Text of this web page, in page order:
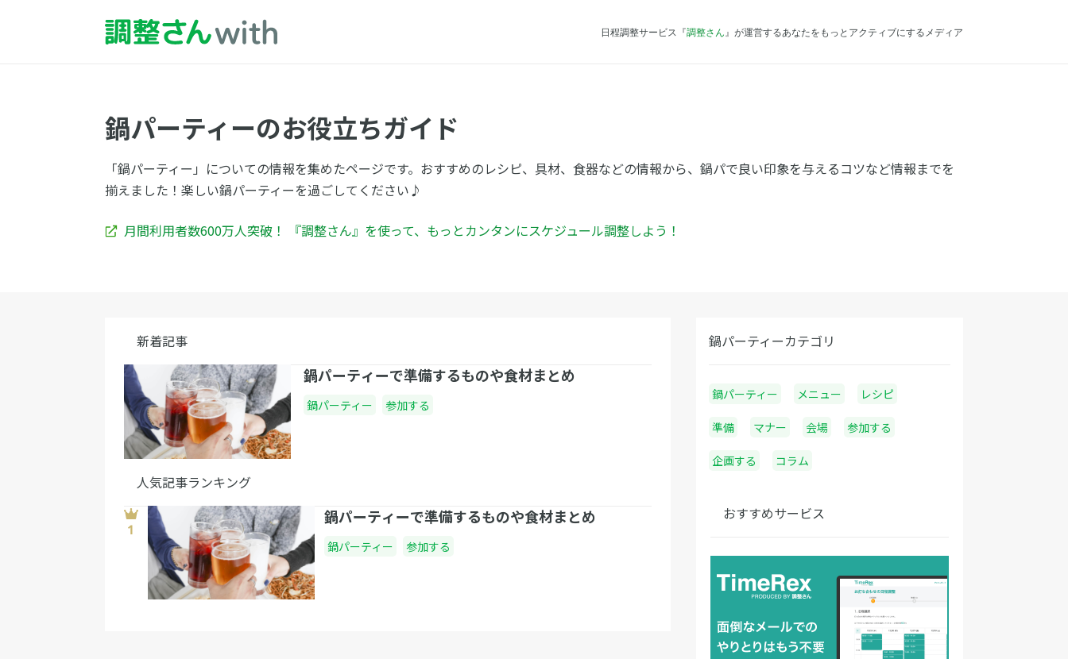
日程調整サービス『調整さん 』が運営するあなたをもっとアクティブにするメディア
鍋パーティーのお役立ちガイド
「鍋パーティー」についての情報を集めたページです。おすすめのレシピ、具材、食器などの情報から、鍋パで良い印象を与えるコツなど情報までを
揃えました！楽しい鍋パーティーを過ごしてください♪
月間利用者数600万人突破！ 『調整さん』を使って、もっとカンタンにスケジュール調整しよう！
新着記事
鍋パーティーで準備するものや食材まとめ
鍋パーティー 参加する
人気記事ランキング
鍋パーティーで準備するものや食材まとめ
鍋パーティー 参加する
鍋パーティーカテゴリ
鍋パーティー メニュー レシピ
準備 マナー 会場 参加する
企画する コラム
おすすめサービス